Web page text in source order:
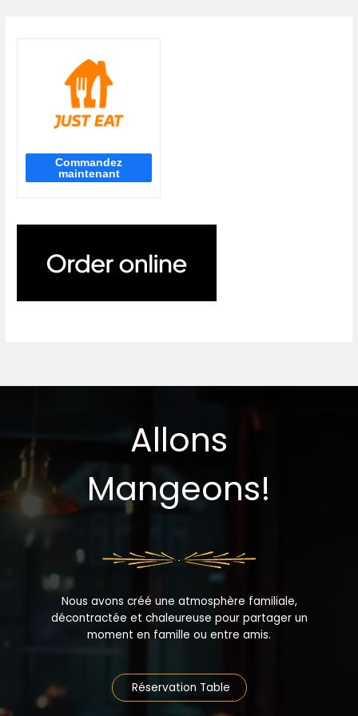
Allons
Mangeons!
Nous avons créé une atmosphère familiale,
décontractée et chaleureuse pour partager un
moment en famille ou entre amis.
Réservation Table